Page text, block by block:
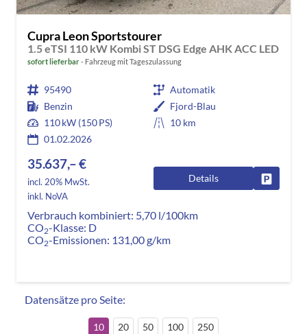
Cupra Leon Sportstourer
1.5 eTSI 110 kW Kombi ST DSG Edge AHK ACC LED
sofort lieferbar Fahrzeug mit Tageszulassung
95490
Automatik
Benzin
Fjord-Blau
110 kW (150 PS)
10 km
01.02.2026
35.637,– €
incl. 20% MwSt.
inkl. NoVA
Details
Verbrauch kombiniert: 5,70 l/100km
CO2-Klasse: D
CO2-Emissionen: 131,00 g/km
Datensätze pro Seite:
10 20 50 100 250